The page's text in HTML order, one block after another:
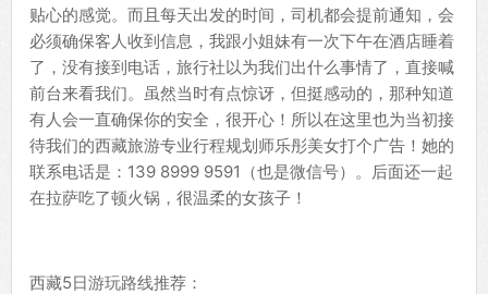
贴心的感觉。而且每天出发的时间，司机都会提前通知，会
必须确保客人收到信息，我跟小姐妹有一次下午在酒店睡着
了，没有接到电话，旅行社以为我们出什么事情了，直接喊
前台来看我们。虽然当时有点惊讶，但挺感动的，那种知道
有人会一直确保你的安全，很开心！所以在这里也为当初接
待我们的西藏旅游专业行程规划师乐彤美女打个广告！她的
联系电话是：139 8999 9591（也是微信号）。后面还一起
在拉萨吃了顿火锅，很温柔的女孩子！
西藏5日游玩路线推荐：